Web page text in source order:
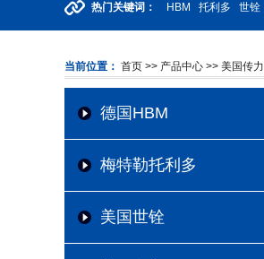
热门关键词： HBM 托利多 世铨
当前位置： 首页 >> 产品中心 >> 美国传力
德国HBM
梅特勒托利多
美国世铨